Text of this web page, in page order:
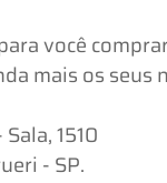
você
mais os seus
1510
- SP.